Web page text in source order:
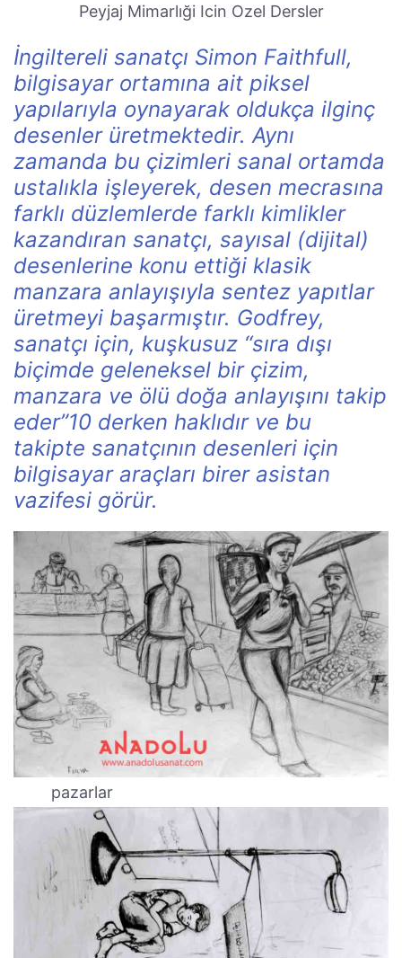
Peyjaj Mimarlıği Icin Ozel Dersler
İngiltereli sanatçı Simon Faithfull,
bilgisayar ortamına ait piksel
yapılarıyla oynayarak oldukça ilginç
desenler üretmektedir. Aynı
zamanda bu çizimleri sanal ortamda
ustalıkla işleyerek, desen mecrasına
farklı düzlemlerde farklı kimlikler
kazandıran sanatçı, sayısal (dijital)
desenlerine konu ettiği klasik
manzara anlayışıyla sentez yapıtlar
üretmeyi başarmıştır. Godfrey,
sanatçı için, kuşkusuz “sıra dışı
biçimde geleneksel bir çizim,
manzara ve ölü doğa anlayışını takip
eder”10 derken haklıdır ve bu
takipte sanatçının desenleri için
bilgisayar araçları birer asistan
vazifesi görür.
pazarlar